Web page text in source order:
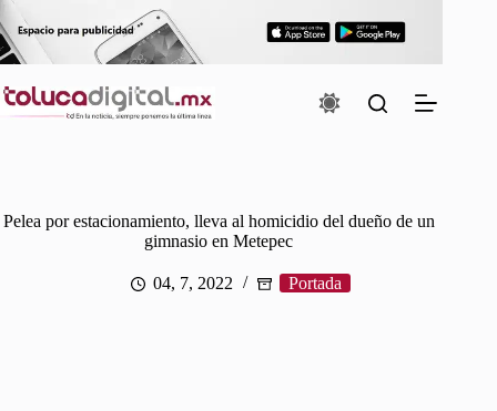
Saltar
al
contenido
Pelea por estacionamiento, lleva al homicidio del dueño de un
gimnasio en Metepec
04, 7, 2022 Portada